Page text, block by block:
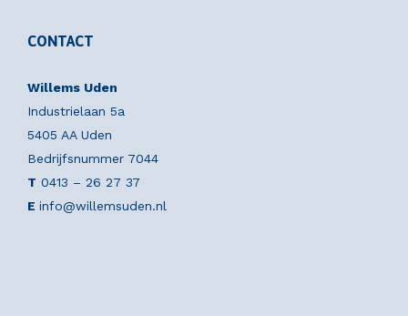
CONTACT
Willems Uden
Industrielaan 5a
5405 AA Uden
Bedrijfsnummer 7044
T 0413 – 26 27 37
E info@willemsuden.nl